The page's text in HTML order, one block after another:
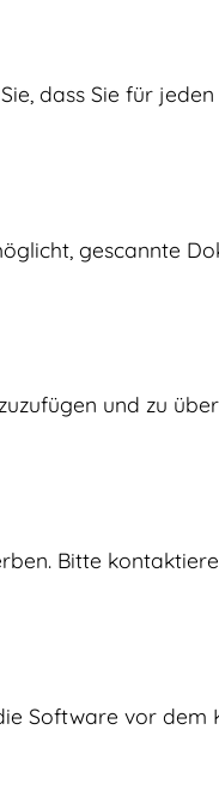
dass Sie für
gescannte
und zu
Bitte
Software vor dem